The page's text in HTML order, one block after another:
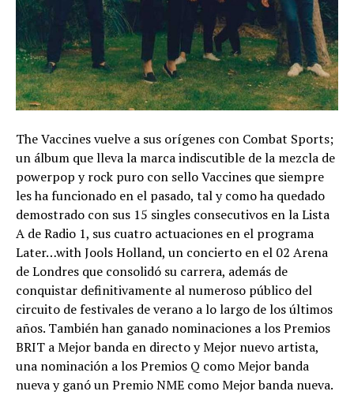
The Vaccines vuelve a sus orígenes con Combat Sports;
un álbum que lleva la marca indiscutible de la mezcla de
powerpop y rock puro con sello Vaccines que siempre
les ha funcionado en el pasado, tal y como ha quedado
demostrado con sus 15 singles consecutivos en la Lista
A de Radio 1, sus cuatro actuaciones en el programa
Later…with Jools Holland, un concierto en el 02 Arena
de Londres que consolidó su carrera, además de
conquistar definitivamente al numeroso público del
circuito de festivales de verano a lo largo de los últimos
años. También han ganado nominaciones a los Premios
BRIT a Mejor banda en directo y Mejor nuevo artista,
una nominación a los Premios Q como Mejor banda
nueva y ganó un Premio NME como Mejor banda nueva.